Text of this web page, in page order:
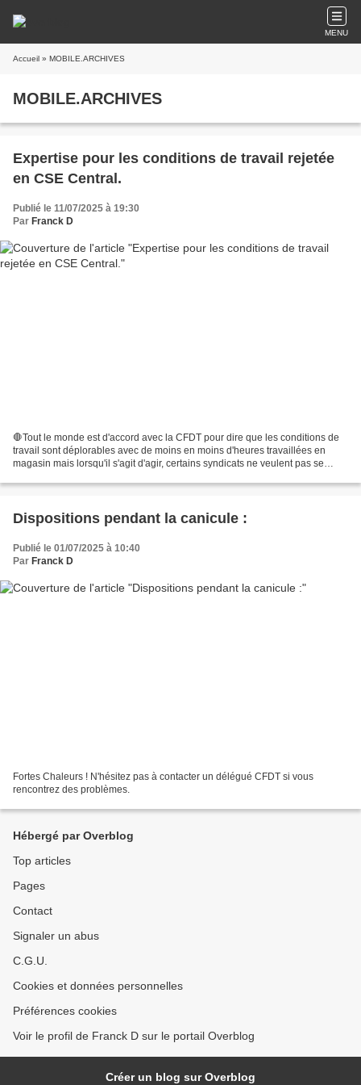
MENU
Accueil » MOBILE.ARCHIVES
MOBILE.ARCHIVES
Expertise pour les conditions de travail rejetée
en CSE Central.
Publié le 11/07/2025 à 19:30
Par Franck D
🛑Tout le monde est d'accord avec la CFDT pour dire que les conditions de
travail sont déplorables avec de moins en moins d'heures travaillées en
magasin mais lorsqu'il s'agit d'agir, certains syndicats ne veulent pas se
Dispositions pendant la canicule :
Publié le 01/07/2025 à 10:40
Par Franck D
Fortes Chaleurs ! N'hésitez pas à contacter un délégué CFDT si vous
rencontrez des problèmes.
Hébergé par Overblog
Top articles
Pages
Contact
Signaler un abus
C.G.U.
Cookies et données personnelles
Préférences cookies
Voir le profil de Franck D sur le portail Overblog
Créer un blog sur Overblog